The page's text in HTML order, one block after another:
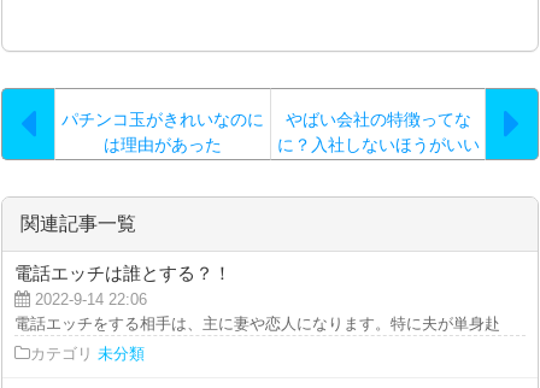
パチンコ玉がきれいなのに
は理由があった
やばい会社の特徴ってな
に？入社しないほうがいい
関連記事一覧
電話エッチは誰とする？！
2022-9-14 22:06
電話エッチをする相手は、主に妻や恋人になります。特に夫が単身赴任中
カテゴリ 未分類